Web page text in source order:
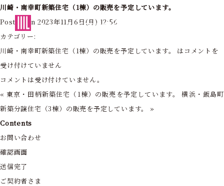
フォーライフ株式会社
川崎・南幸町新築住宅（1棟）の販売を予定しています。
Posted on 2023年11月6日(月) 12:56
カテゴリー:
川崎・南幸町新築住宅（1棟）の販売を予定しています。 は コメントを
受け付けていません
コメントは受け付けていません。
« 東京・田柄新築住宅（1棟）の販売を予定しています。
横浜・飯島町
新築分譲住宅（3棟）の販売を予定しています。
»
Contents
お問い合わせ
確認画面
送信完了
ご契約者さま